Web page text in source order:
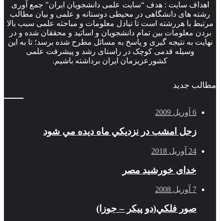
سایت : هدف “سایت علمی دانشجویان ایران” جمع آوری
های دانشگاهی در محیطی دوستانه و علمی و بیان مطالب
با هررشته است تا تبادل معلومات و مباحثه علمی سبب بالا
معلومات بین تمام دانشجویان و اساتید و محققان شده و در
به نتیجه گیری و پاسخ به مسائل مطرح شده برسد؛ تا به این
وسیله قدمی کوچک در راستای رشد و پیشرفت علمی
کشورعزیزمان ایران برداشته باشیم.
جدید
زحل امشب در نزديكي ماه ديده مي شود
خدای خورشید مصر
صور فلكي(دو پیکر – جوزا)